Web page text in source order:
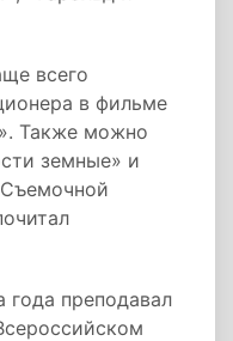
всего
в фильме
Также можно
земные» и
преподавал